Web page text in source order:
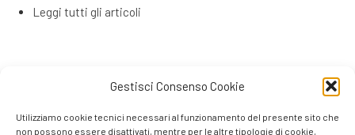
Gestisci Consenso Cookie
Utilizziamo cookie tecnici necessari al funzionamento del presente sito che
non possono essere disattivati, mentre per le altre tipologie di cookie,
Leggi tutti gli articoli
commerciale ha bisogno di una Content & Service Room